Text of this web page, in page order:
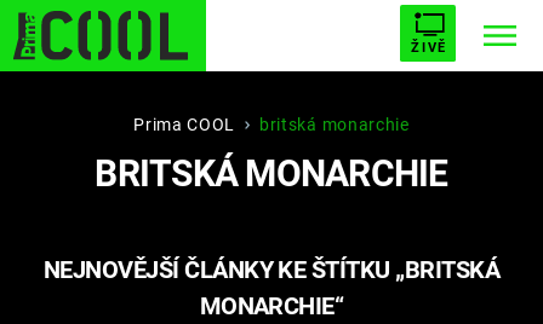
ŽIVĚ
STARHOUSE BUFFY, PŘEMOŽITELKA UPÍRŮ
PLNEJ KOTEL AVENGERS 5
Prima COOL britská monarchie
BRITSKÁ MONARCHIE
NEJNOVĚJŠÍ ČLÁNKY KE ŠTÍTKU „BRITSKÁ
MONARCHIE“